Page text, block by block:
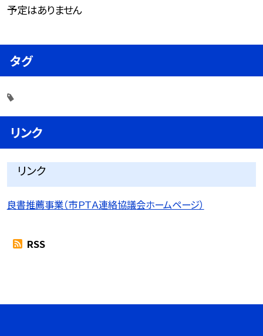
予定はありません
タグ
リンク
リンク
良書推薦事業（市ＰＴＡ連絡協議会ホームページ）
RSS